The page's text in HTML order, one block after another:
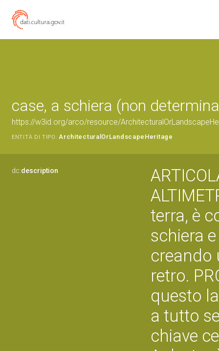
case, a schiera (non
https://w3id.org/arco/resource/
ENTITÀ DI TIPO: ArchitecturalOrLandscapeHeritage
dc:description
terra, è
schiera
creando
retro.
questo
a tutto
chiave